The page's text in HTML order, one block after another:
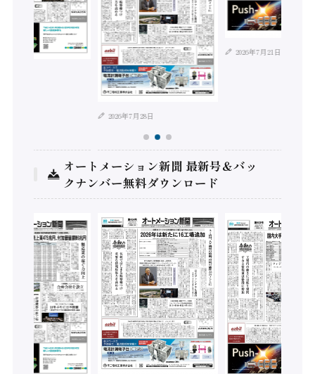
2026年7月28日
2026年7月21日
オートメーション新聞 最新号＆バッ
クナンバー無料ダウンロード